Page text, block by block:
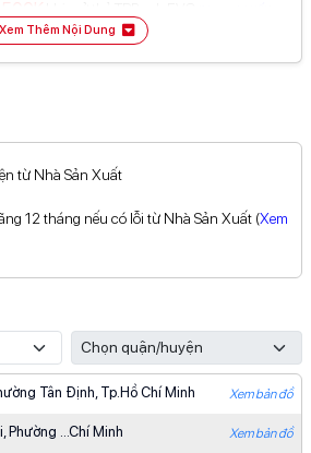
50Kvà miễn phí giao dịch cho khách nước
toán tại đây
Xem Thêm Nội Dung
từ Nhà Sản Xuất
12 tháng nếu có lỗi từ Nhà Sản Xuất (Xem
Tân Định, Tp.Hồ Chí Minh Xem bản đồ
Phường ...Chí Minh Xem bản đồ